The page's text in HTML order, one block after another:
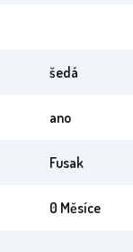
šedá
ano
Fusak
0 Měsíce